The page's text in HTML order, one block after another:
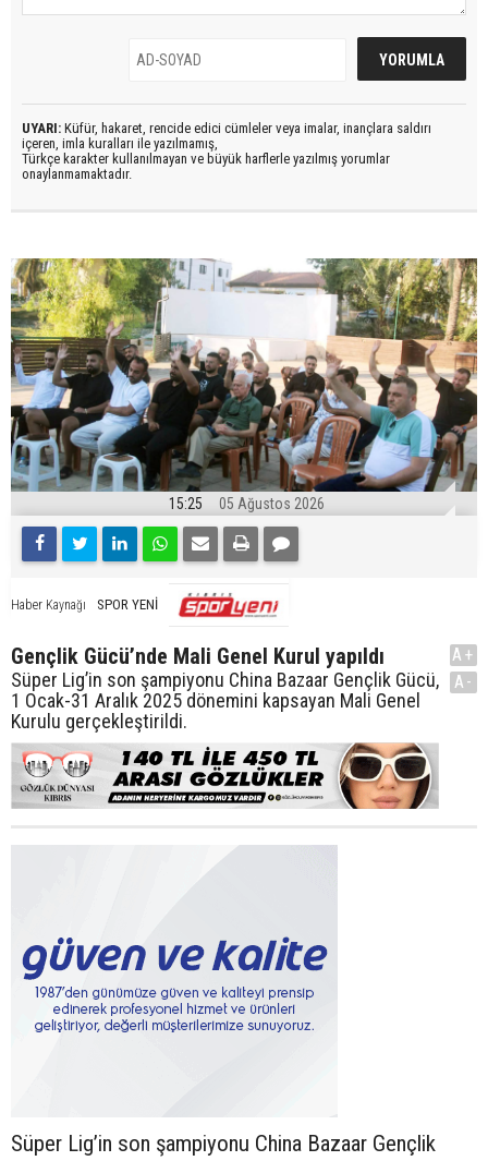
UYARI: Küfür, hakaret, rencide edici cümleler veya imalar, inançlara saldırı
içeren, imla kuralları ile yazılmamış,
Türkçe karakter kullanılmayan ve büyük harflerle yazılmış yorumlar
onaylanmamaktadır.
15:25 05 Ağustos 2026
Haber Kaynağı SPOR YENİ
Gençlik Gücü’nde Mali Genel Kurul yapıldı
Süper Lig’in son şampiyonu China Bazaar Gençlik Gücü,
1 Ocak-31 Aralık 2025 dönemini kapsayan Mali Genel
Kurulu gerçekleştirildi.
A+
A-
Süper Lig’in son şampiyonu China Bazaar Gençlik